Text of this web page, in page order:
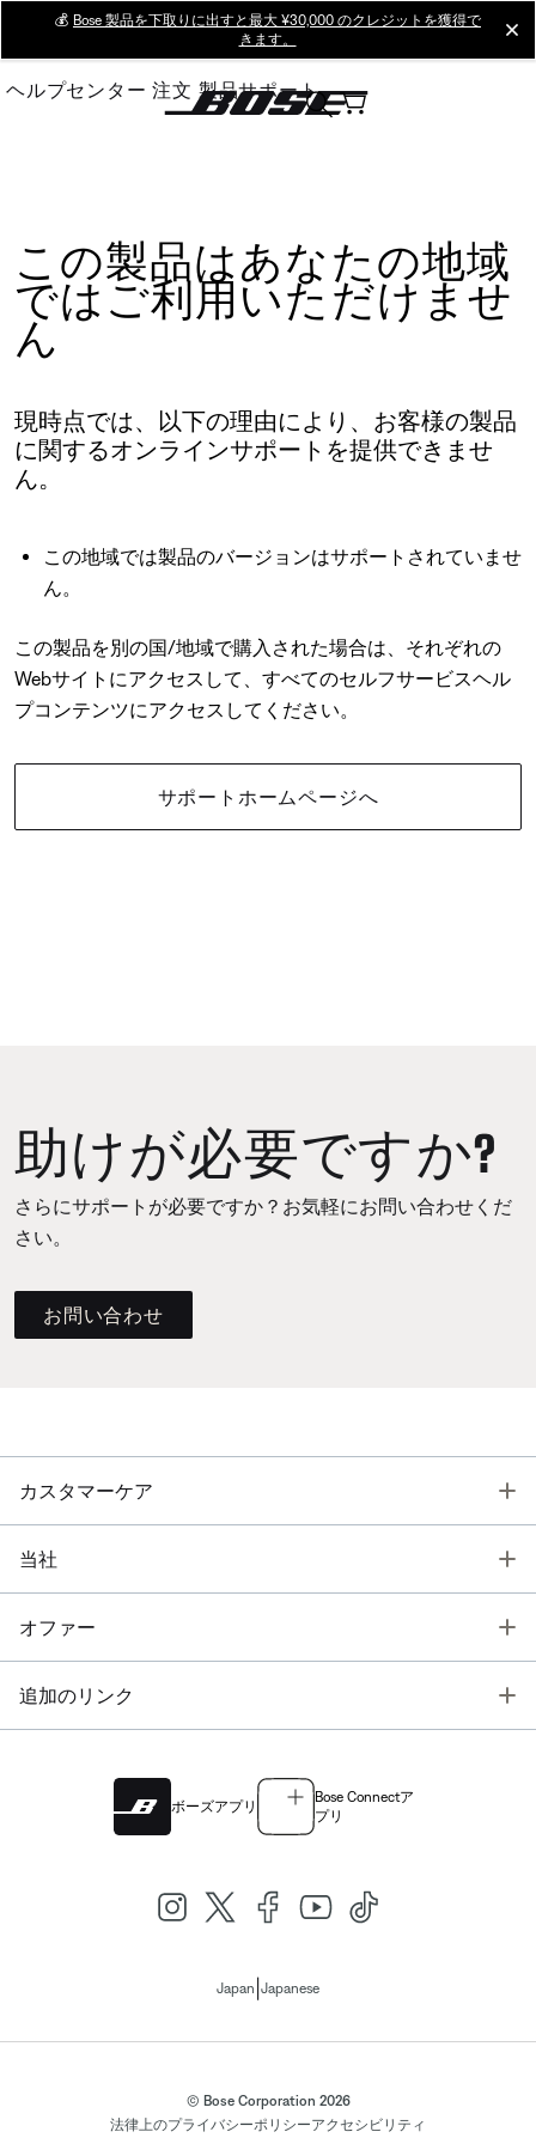
Main
💰 Bose 製品を下取りに出すと最大 ¥30,000 のクレジットを獲得で
きます。
ヘルプセンター 注文 製品サポート
この製品はあなたの地域
ではご利用いただけませ
ん
現時点では、以下の理由により、お客様の製品
に関するオンラインサポートを提供できませ
ん。
この地域では製品のバージョンはサポートされていませ
ん。
この製品を別の国/地域で購入された場合は、それぞれの
Webサイトにアクセスして、すべてのセルフサービスヘル
プコンテンツにアクセスしてください。
サポートホームページへ
助けが必要ですか?
さらにサポートが必要ですか？お気軽にお問い合わせくだ
さい。
お問い合わせ
カスタマーケア
当社
オファー
追加のリンク
ボーズアプリ
Bose Connectア
プリ
Japan Japanese
© Bose Corporation 2026
法律上のプライバシーポリシーアクセシビリティ